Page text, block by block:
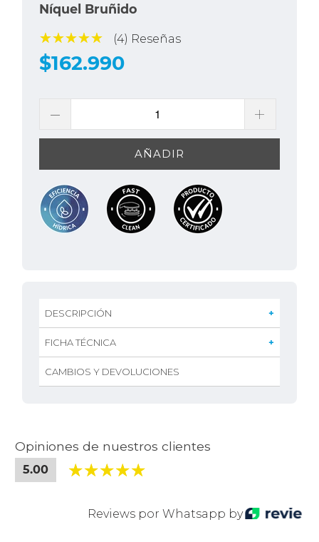
Níquel Bruñido
(4) Reseñas
$162.990
AÑADIR
DESCRIPCIÓN
FICHA TÉCNICA
CAMBIOS Y DEVOLUCIONES
Opiniones de nuestros clientes
5.00
Reviews por Whatsapp by